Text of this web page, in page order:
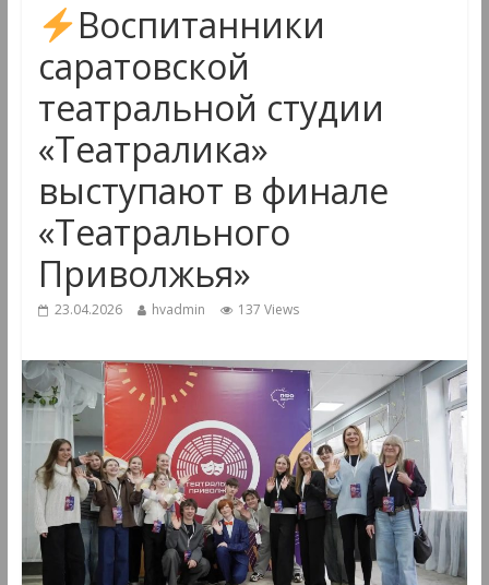
Воспитанники
саратовской
театральной студии
«Театралика»
выступают в финале
«Театрального
Приволжья»
23.04.2026 hvadmin 137 Views